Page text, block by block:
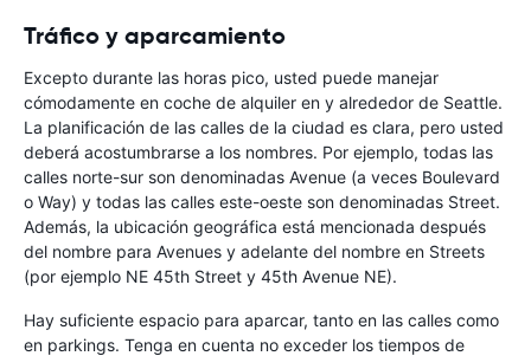
Tráfico y aparcamiento
Excepto durante las horas pico, usted puede manejar
cómodamente en coche de alquiler en y alrededor de Seattle.
La planificación de las calles de la ciudad es clara, pero usted
deberá acostumbrarse a los nombres. Por ejemplo, todas las
calles norte-sur son denominadas Avenue (a veces Boulevard
o Way) y todas las calles este-oeste son denominadas Street.
Además, la ubicación geográfica está mencionada después
del nombre para Avenues y adelante del nombre en Streets
(por ejemplo NE 45th Street y 45th Avenue NE).
Hay suficiente espacio para aparcar, tanto en las calles como
en parkings. Tenga en cuenta no exceder los tiempos de